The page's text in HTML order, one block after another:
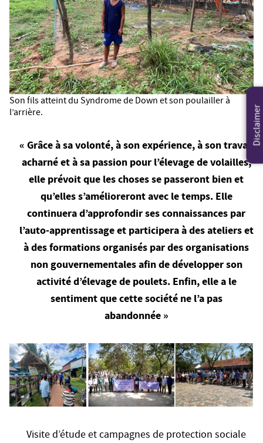
Son fils atteint du Syndrome de Down et son poulailler à
l’arrière.
« Grâce à sa volonté, à son expérience, à son travail
acharné et à sa passion pour l’élevage de volailles,
elle prévoit que les choses se passeront bien et
qu’elles s’amélioreront avec le temps. Elle
continuera d’approfondir ses connaissances par
l’auto-apprentissage et participera à des ateliers et
à des formations organisés par des organisations
non gouvernementales afin de développer son
activité d’élevage de poulets. Enfin, elle a le
sentiment que cette société ne l’a pas
abandonnée »
Visite d’étude et campagnes de protection sociale
Disclaimer